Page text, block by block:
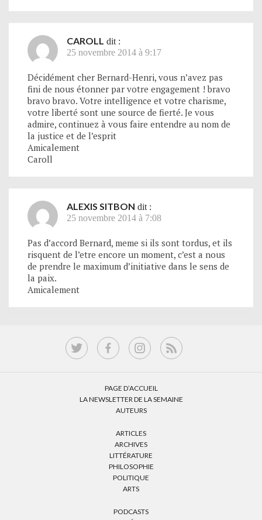
CAROLL dit :
25 novembre 2014 à 9:17
Décidément cher Bernard-Henri, vous n’avez pas
fini de nous étonner par votre engagement ! bravo
bravo bravo. Votre intelligence et votre charisme,
votre liberté sont une source de fierté. Je vous
admire, continuez à vous faire entendre au nom de
la justice et de l’esprit
Amicalement
Caroll
ALEXIS SITBON dit :
25 novembre 2014 à 7:08
Pas d’accord Bernard, meme si ils sont tordus, et ils
risquent de l’etre encore un moment, c’est a nous
de prendre le maximum d’initiative dans le sens de
la paix.
Amicalement
PAGE D’ACCUEIL
LA NEWSLETTER DE LA SEMAINE
AUTEURS
ARTICLES
ARCHIVES
LITTÉRATURE
PHILOSOPHIE
POLITIQUE
ARTS
PODCASTS